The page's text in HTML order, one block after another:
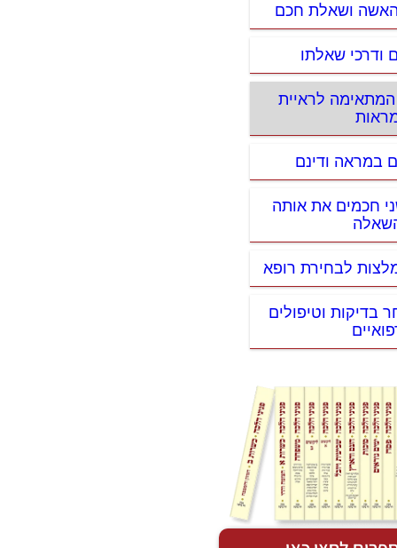
ושאלת חכם
ודרכי שאלתו
לראיית
במראה ודינם
חכמים את אותה
לבחירת רופא
בדיקות וטיפולים